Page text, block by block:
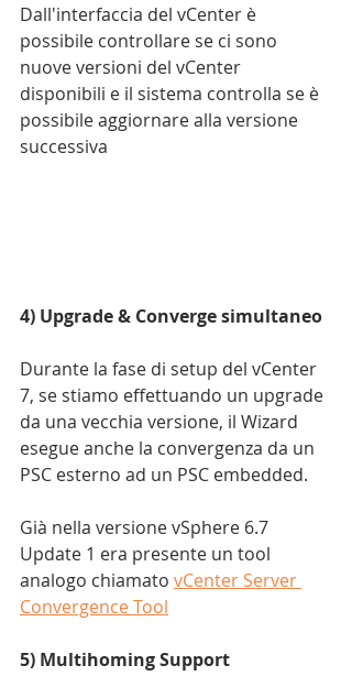
Dall'interfaccia del vCenter è
possibile controllare se ci sono
nuove versioni del vCenter
disponibili e il sistema controlla se è
possibile aggiornare alla versione
successiva
4) Upgrade & Converge simultaneo
Durante la fase di setup del vCenter
7, se stiamo effettuando un upgrade
da una vecchia versione, il Wizard
esegue anche la convergenza da un
PSC esterno ad un PSC embedded.
Già nella versione vSphere 6.7
Update 1 era presente un tool
analogo chiamato vCenter Server
Convergence Tool
5) Multihoming Support